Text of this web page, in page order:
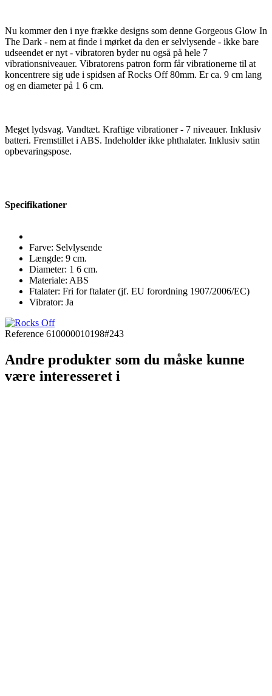
Nu kommer den i nye frække designs som denne Gorgeous Glow In
The Dark - nem at finde i mørket da den er selvlysende - ikke bare
udseendet er nyt - vibratoren byder nu også på hele 7
vibrationsniveauer. Vibratorens patron form får vibrationerne til at
koncentrere sig ude i spidsen af Rocks Off 80mm. Er ca. 9 cm lang
og en diameter på 1 6 cm.
Meget lydsvag. Vandtæt. Kraftige vibrationer - 7 niveauer. Inklusiv
batteri. Fremstillet i ABS. Indeholder ikke phthalater. Inklusiv satin
opbevaringspose.
Specifikationer
Farve: Selvlysende
Længde: 9 cm.
Diameter: 1 6 cm.
Materiale: ABS
Ftalater: Fri for ftalater (jf. EU forordning 1907/2006/EC)
Vibrator: Ja
Reference 610000010198#243
Andre produkter som du måske kunne
være interesseret i